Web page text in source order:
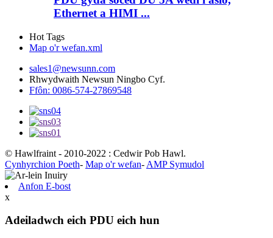
Ethernet a HIMI ...
Hot Tags
Map o'r wefan.xml
sales1@newsunn.com
Rhwydwaith Newsun Ningbo Cyf.
Ffôn: 0086-574-27869548
© Hawlfraint - 2010-2022 : Cedwir Pob Hawl.
Cynhyrchion Poeth- Map o'r wefan- AMP Symudol
Anfon E-bost
x
Adeiladwch eich PDU eich hun